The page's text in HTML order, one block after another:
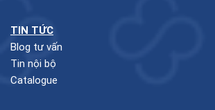
TIN TỨC
Blog tư vấn
Tin nội bộ
Catalogue